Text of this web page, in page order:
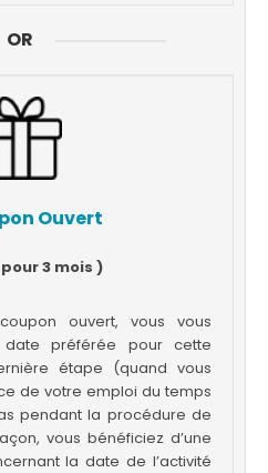
OR
Ouvert
3 mois )
ouvert, vous vous
préférée pour cette
étape (quand vous
de votre emploi du temps
pendant la procédure de
la date de l’activité